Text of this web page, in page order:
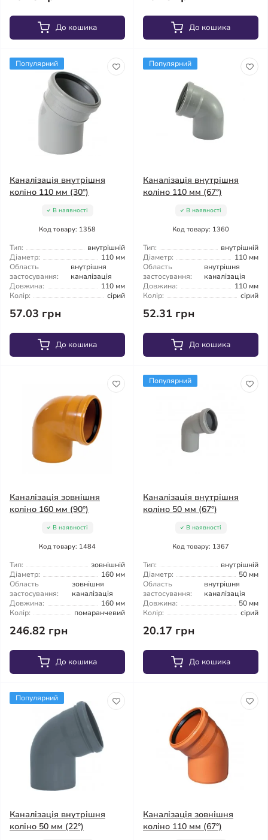
До кошика До кошика
Популярний
Каналізація внутрішня
коліно 110 мм (30°)
В наявності
Код товару: 1358
Тип:
внутрішній
Діаметр:
110 мм
Область
застосування:
внутрішня
каналізація
Довжина:
110 мм
Колір:
сірий
57.03 грн
До кошика
Популярний
Каналізація внутрішня
коліно 110 мм (67°)
В наявності
Код товару: 1360
Тип:
внутрішній
Діаметр:
110 мм
Область
застосування:
внутрішня
каналізація
Довжина:
110 мм
Колір:
сірий
52.31 грн
До кошика
Каналізація зовнішня
коліно 160 мм (90°)
В наявності
Код товару: 1484
Тип:
зовнішній
Діаметр:
160 мм
Область
застосування:
зовнішня
каналізація
Довжина:
160 мм
Колір:
помаранчевий
246.82 грн
До кошика
Популярний
Каналізація внутрішня
коліно 50 мм (67°)
В наявності
Код товару: 1367
Тип:
внутрішній
Діаметр:
50 мм
Область
застосування:
внутрішня
каналізація
Довжина:
50 мм
Колір:
сірий
20.17 грн
До кошика
Популярний
Каналізація внутрішня
коліно 50 мм (22°)
Каналізація зовнішня
коліно 110 мм (67°)